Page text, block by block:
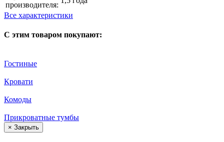
производителя:
Все характеристики
С этим товаром покупают:
Гостиные
Кровати
Комоды
Прикроватные тумбы
× Закрыть